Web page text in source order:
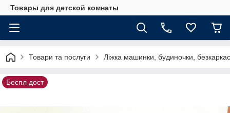
Товары для детской комнаты
Товари та послуги Ліжка машинки, будиночки,
Беспл дост